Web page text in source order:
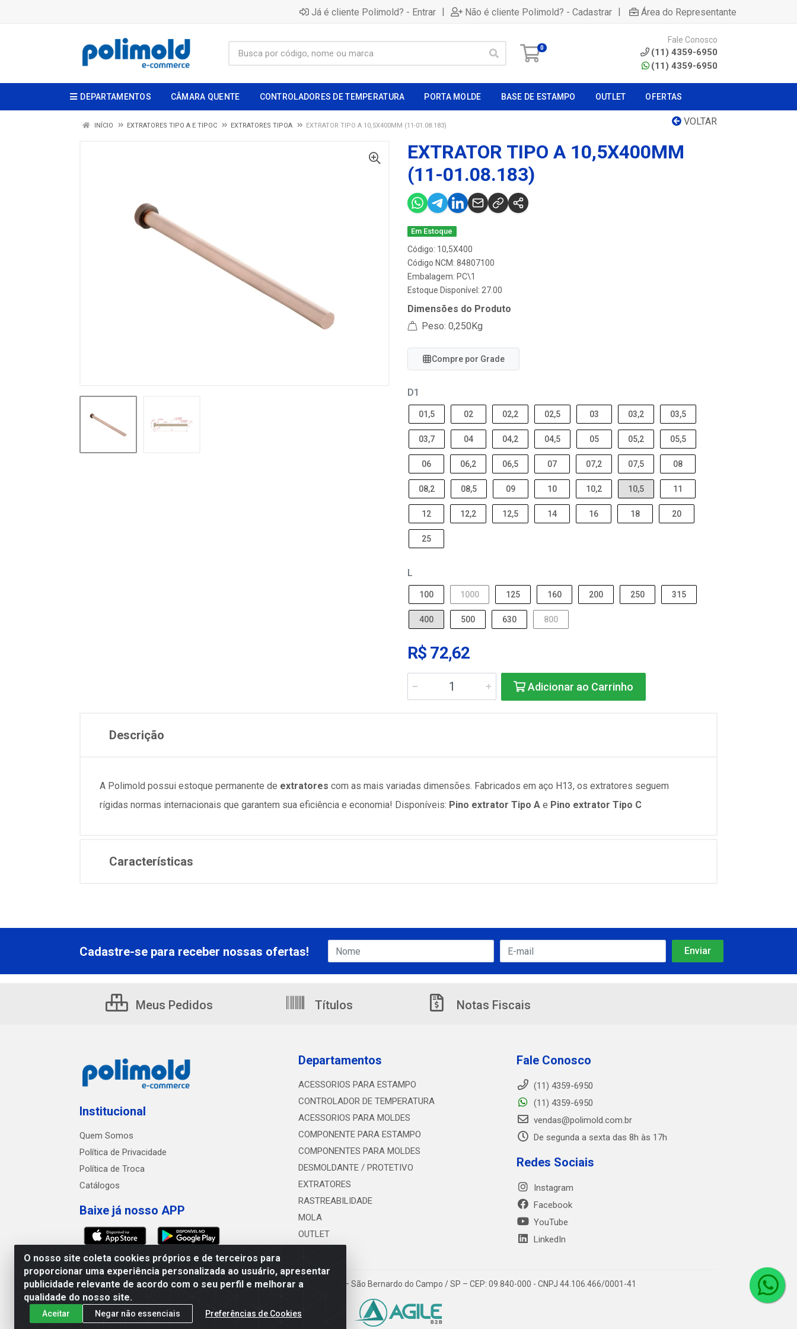
Já é cliente Polimold? - Entrar | Não é cliente Polimold? - Cadastrar | Área do Representante
0
Fale Conosco
(11) 4359-6950
(11) 4359-6950
DEPARTAMENTOS CÂMARA QUENTE CONTROLADORES DE TEMPERATURA PORTA MOLDE BASE DE ESTAMPO OUTLET OFERTAS
VOLTAR
INÍCIO EXTRATORES TIPO A E TIPOC EXTRATORES TIPOA EXTRATOR TIPO A 10,5X400MM (11-01.08.183)
EXTRATOR TIPO A 10,5X400MM
(11-01.08.183)
Em Estoque
Código: 10,5X400
Código NCM: 84807100
Embalagem: PC\1
Estoque Disponível: 27.00
Dimensões do Produto
Peso: 0,250Kg
Compre por Grade
D1
01,5 02 02,2 02,5 03 03,2 03,5
03,7 04 04,2 04,5 05 05,2 05,5
06 06,2 06,5 07 07,2 07,5 08
08,2 08,5 09 10 10,2 10,5 11
12 12,2 12,5 14 16 18 20
25
L
100 1000 125 160 200 250 315
400 500 630 800
R$ 72,62
Adicionar ao Carrinho
Descrição
A Polimold possui estoque permanente de extratores com as mais variadas dimensões. Fabricados em aço H13, os extratores seguem
rígidas normas internacionais que garantem sua eficiência e economia! Disponíveis: Pino extrator Tipo A e Pino extrator Tipo C
Características
O nosso site coleta cookies próprios e de terceiros para
proporcionar uma experiência personalizada ao usuário, apresentar
publicidade relevante de acordo com o seu perfil e melhorar a
qualidade do nosso site.
Aceitar Negar não essenciais Preferências de Cookies
Cadastre-se para receber nossas ofertas!
Meus Pedidos Títulos Notas Fiscais
Institucional
Quem Somos
Política de Privacidade
Política de Troca
Catálogos
Baixe já nosso APP
Departamentos
ACESSORIOS PARA ESTAMPO
CONTROLADOR DE TEMPERATURA
ACESSORIOS PARA MOLDES
COMPONENTE PARA ESTAMPO
COMPONENTES PARA MOLDES
DESMOLDANTE / PROTETIVO
EXTRATORES
RASTREABILIDADE
MOLA
OUTLET
Fale Conosco
(11) 4359-6950
(11) 4359-6950
vendas@polimold.com.br
De segunda a sexta das 8h às 17h
Redes Sociais
Instagram
Facebook
YouTube
LinkedIn
Polimold Industrial Ltda - Estrada dos Casa, 4585 – São Bernardo do Campo / SP – CEP: 09.840-000 - CNPJ 44.106.466/0001-41